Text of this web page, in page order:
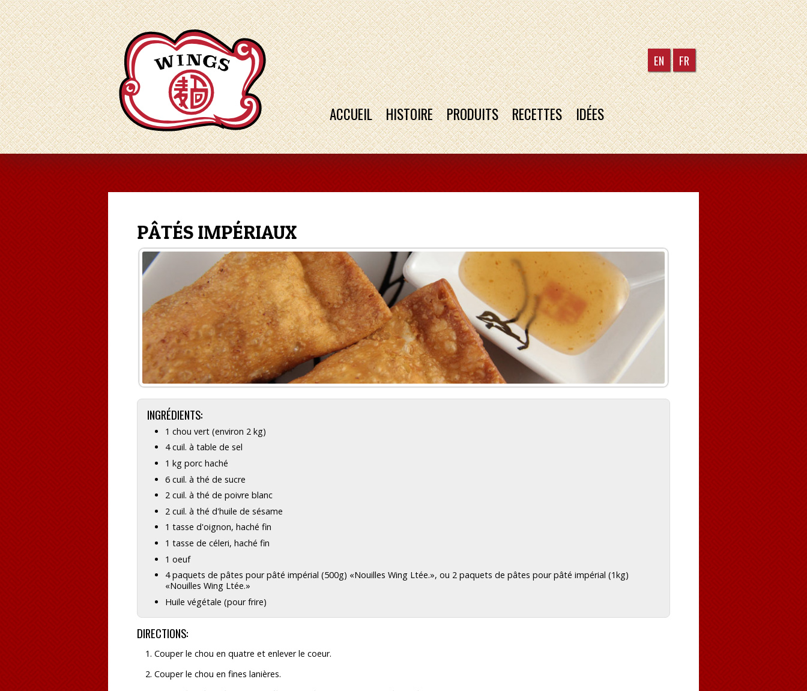
ACCUEIL HISTOIRE PRODUITS RECETTES IDÉES
EN FR
PÂTÉS IMPÉRIAUX
INGRÉDIENTS:
1 chou vert (environ 2 kg)
4 cuil. à table de sel
1 kg porc haché
6 cuil. à thé de sucre
2 cuil. à thé de poivre blanc
2 cuil. à thé d'huile de sésame
1 tasse d'oignon, haché fin
1 tasse de céleri, haché fin
1 oeuf
4 paquets de pâtes pour pâté impérial (500g) «Nouilles Wing Ltée.», ou 2 paquets de pâtes pour pâté impérial (1kg)
«Nouilles Wing Ltée.»
Huile végétale (pour frire)
DIRECTIONS:
Couper le chou en quatre et enlever le coeur.
Couper le chou en fines lanières.